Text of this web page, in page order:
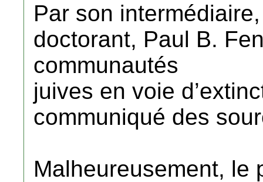
Par son
doctorant, Paul B.
communautés
juives en voie
communiqué des
Malheureusement, le